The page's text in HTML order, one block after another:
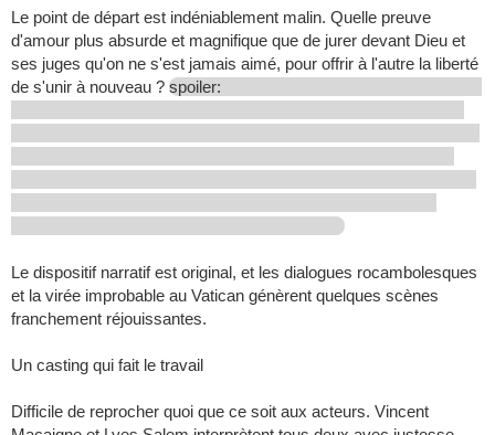
Le point de départ est indéniablement malin. Quelle preuve
d'amour plus absurde et magnifique que de jurer devant Dieu et
ses juges qu'on ne s'est jamais aimé, pour offrir à l'autre la liberté
de s'unir à nouveau ? spoiler:
Le dispositif narratif est original, et les dialogues rocambolesques
et la virée improbable au Vatican génèrent quelques scènes
franchement réjouissantes.
Un casting qui fait le travail
Difficile de reprocher quoi que ce soit aux acteurs. Vincent